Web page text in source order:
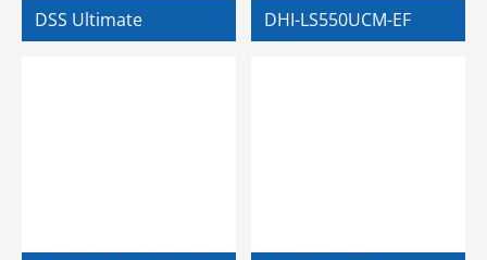
DSS Ultimate DHI-LS550UCM-EF